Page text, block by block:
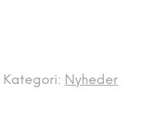
Kategori: Nyheder